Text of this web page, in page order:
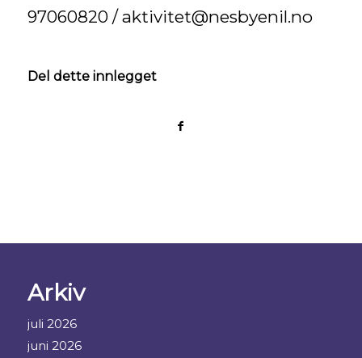
97060820 / aktivitet@nesbyenil.no
Del dette innlegget
Arkiv
juli 2026
juni 2026